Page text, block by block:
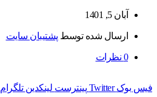
آبان 5, 1401
ارسال شده توسط پشتیبان سایت
0 نظرات
فیس بوک Twitter پینترست لینکدین تلگرام